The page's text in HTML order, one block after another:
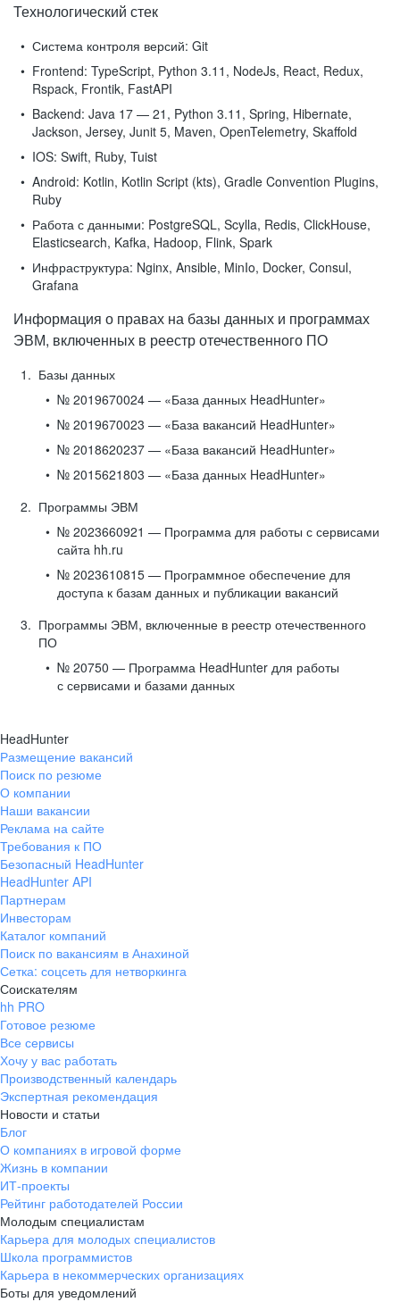
Технологический стек
Система контроля версий: Git
Frontend: TypeScript, Python 3.11, NodeJs, React, Redux,
Rspack, Frontik, FastAPI
Backend: Java 17 — 21, Python 3.11, Spring, Hibernate,
Jackson, Jersey, Junit 5, Maven, OpenTelemetry, Skaffold
IOS: Swift, Ruby, Tuist
Android: Kotlin, Kotlin Script (kts), Gradle Convention Plugins,
Ruby
Работа с данными: PostgreSQL, Scylla, Redis, ClickHouse,
Elasticsearch, Kafka, Hadoop, Flink, Spark
Инфраструктура: Nginx, Ansible, MinIo, Docker, Consul,
Grafana
Информация о правах на базы данных и программах
ЭВМ, включенных в реестр отечественного ПО
Базы данных
№ 2019670024 — «База данных HeadHunter»
№ 2019670023 — «База вакансий HeadHunter»
№ 2018620237 — «База вакансий HeadHunter»
№ 2015621803 — «База данных HeadHunter»
Программы ЭВМ
№ 2023660921 — Программа для работы с сервисами
сайта hh.ru
№ 2023610815 — Программное обеспечение для
доступа к базам данных и публикации вакансий
Программы ЭВМ, включенные в реестр отечественного
ПО
№ 20750 — Программа HeadHunter для работы
с сервисами и базами данных
HeadHunter
Размещение вакансий
Поиск по резюме
О компании
Наши вакансии
Реклама на сайте
Требования к ПО
Безопасный HeadHunter
HeadHunter API
Партнерам
Инвесторам
Каталог компаний
Поиск по вакансиям в Анахиной
Сетка: соцсеть для нетворкинга
Соискателям
hh PRO
Готовое резюме
Все сервисы
Хочу у вас работать
Производственный календарь
Экспертная рекомендация
Новости и статьи
Блог
О компаниях в игровой форме
Жизнь в компании
ИТ-проекты
Рейтинг работодателей России
Молодым специалистам
Карьера для молодых специалистов
Школа программистов
Карьера в некоммерческих организациях
Боты для уведомлений